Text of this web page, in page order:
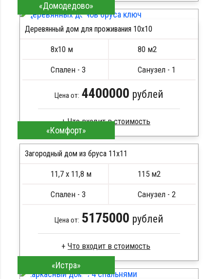
Профилированный брус
Стропила, балки 50х200 мм
Кровля металлочерепица
Сборка на березовые нагеля, джут
Металлические сваи 108 диаметр
ПОДРОБНЕЕ
«Домодедово»
Деревянный дом для проживания 10x10
8х10 м 80 м2
Спален - 3 Санузел - 1
Цена от: 4400000 рублей
Профилированный брус
Стропила, балки 50х200 мм
Метизы, саморезы, гвозди
Сборка на березовые нагеля, джут
ПОДРОБНЕЕ
«Комфорт»
Загородный дом из бруса 11х11
11,7 х 11,8 м 115 м2
Спален - 3 Санузел - 2
Цена от: 5175000 рублей
Сухой брус«Истра»